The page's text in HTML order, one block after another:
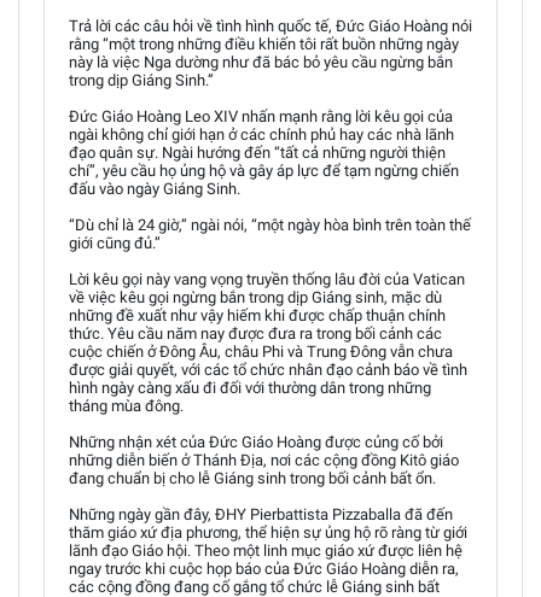
Trả lời các câu hỏi về tình hình quốc tế, Đức Giáo Hoàng nói
rằng “một trong những điều khiến tôi rất buồn những ngày
này là việc Nga dường như đã bác bỏ yêu cầu ngừng bắn
trong dịp Giáng Sinh.”
Đức Giáo Hoàng Leo XIV nhấn mạnh rằng lời kêu gọi của
ngài không chỉ giới hạn ở các chính phủ hay các nhà lãnh
đạo quân sự. Ngài hướng đến “tất cả những người thiện
chí”, yêu cầu họ ủng hộ và gây áp lực để tạm ngừng chiến
đấu vào ngày Giáng Sinh.
“Dù chỉ là 24 giờ,” ngài nói, “một ngày hòa bình trên toàn thế
giới cũng đủ.”
Lời kêu gọi này vang vọng truyền thống lâu đời của Vatican
về việc kêu gọi ngừng bắn trong dịp Giáng sinh, mặc dù
những đề xuất như vậy hiếm khi được chấp thuận chính
thức. Yêu cầu năm nay được đưa ra trong bối cảnh các
cuộc chiến ở Đông Âu, châu Phi và Trung Đông vẫn chưa
được giải quyết, với các tổ chức nhân đạo cảnh báo về tình
hình ngày càng xấu đi đối với thường dân trong những
tháng mùa đông.
Những nhận xét của Đức Giáo Hoàng được củng cố bởi
những diễn biến ở Thánh Địa, nơi các cộng đồng Kitô giáo
đang chuẩn bị cho lễ Giáng sinh trong bối cảnh bất ổn.
Những ngày gần đây, ĐHY Pierbattista Pizzaballa đã đến
thăm giáo xứ địa phương, thể hiện sự ủng hộ rõ ràng từ giới
lãnh đạo Giáo hội. Theo một linh mục giáo xứ được liên hệ
ngay trước khi cuộc họp báo của Đức Giáo Hoàng diễn ra,
các cộng đồng đang cố gắng tổ chức lễ Giáng sinh bất